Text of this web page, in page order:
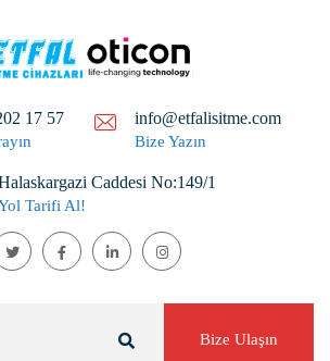
17 57 info@etfalisitme.com
Bize Yazın
Caddesi No:149/1
Tarifi Al!
Bize Ulaşın